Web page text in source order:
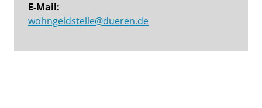
E-Mail:
wohngeldstelle@dueren.de